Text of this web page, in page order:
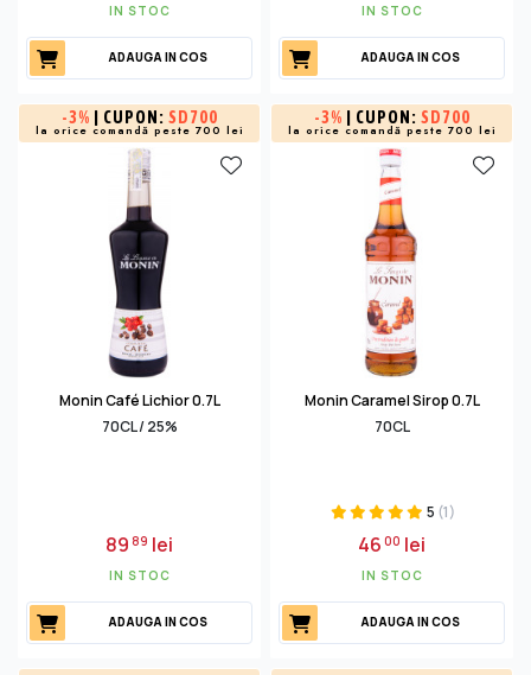
IN STOC
ADAUGA IN COS
IN STOC
ADAUGA IN COS
-3% | CUPON: SD700
la orice comandă peste 700 lei
Monin Café Lichior 0.7L
70CL / 25%
8989 lei
IN STOC
ADAUGA IN COS
-3% | CUPON: SD700
la orice comandă peste 700 lei
Monin Caramel Sirop 0.7L
70CL
5 (1)
4600 lei
IN STOC
ADAUGA IN COS